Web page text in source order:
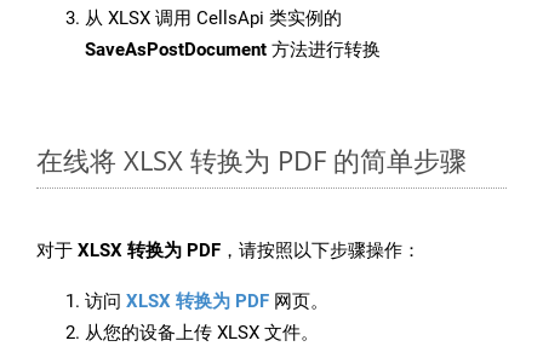
从 XLSX 调用 CellsApi 类实例的
SaveAsPostDocument 方法进行转换
在线将 XLSX 转换为 PDF 的简单步骤
对于 XLSX 转换为 PDF ，请按照以下步骤操作：
访问 XLSX 转换为 PDF 网页。
从您的设备上传 XLSX 文件。